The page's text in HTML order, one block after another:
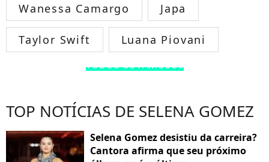
Wanessa Camargo Japa
Taylor Swift Luana Piovani
TODOS OS FAMOSOS
TOP NOTÍCIAS DE SELENA GOMEZ
Selena Gomez desistiu da carreira?
Cantora afirma que seu próximo